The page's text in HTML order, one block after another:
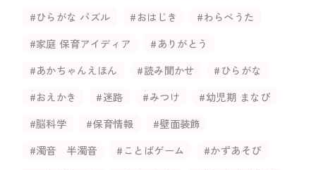
#ひらがな パズル
#おはじき
#わらべうた
#家庭 保育アイディア
#ありがとう
#あかちゃんえほん
#読み聞かせ
#ひらがな
#おえかき
#迷路 #みつけ
#幼児期 まなび
#脳科学
#保育情報
#壁面装飾
#濁音 半濁音
#ことばゲーム
#かずあそび